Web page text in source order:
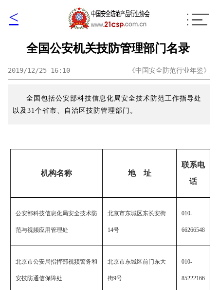
<
全国公安机关技防管理部门名录
2019/12/25 16:10 《中国安全防范行业年鉴》
全国包括公安部科技信息化局安全技术防范工作指导处
以及31个省市、自治区技防管理部门。
机构名称 地 址
联系电
话
公安部科技信息化局安全技术防
范与视频应用管理处
北京市东城区东长安街
14号
010-
66266548
北京市公安局指挥部视频警务和
安技防通信保障处
北京市东城区前门东大
街9号
010-
85222166